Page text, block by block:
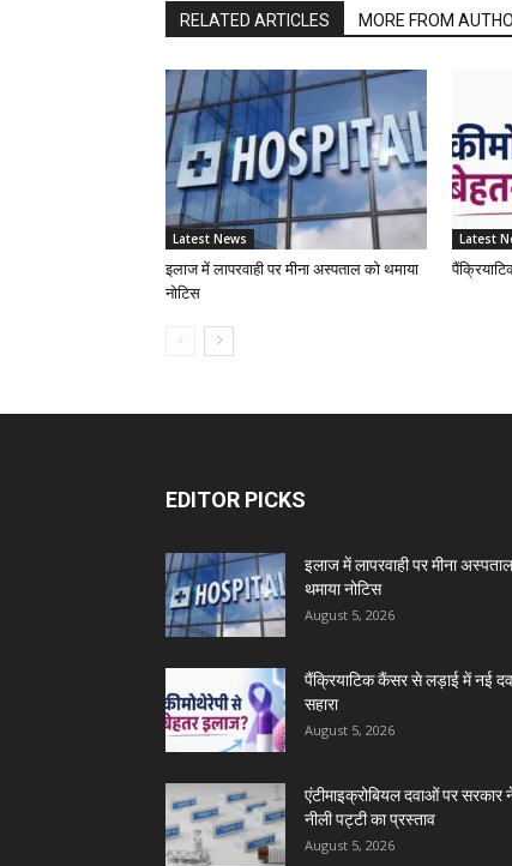
RELATED ARTICLES MORE FROM
Latest News
इलाज में लापरवाही पर मीना अस्पताल को थमाया
नोटिस
Latest
EDITOR PICKS
इलाज में लापरवाही पर मीना
थमाया नोटिस
August 5, 2026
पैंक्रियाटिक कैंसर से लड़ाई में नई
सहारा
August 5, 2026
एंटीमाइक्रोबियल दवाओं पर सरकार
नीली पट्टी का प्रस्ताव
August 5, 2026